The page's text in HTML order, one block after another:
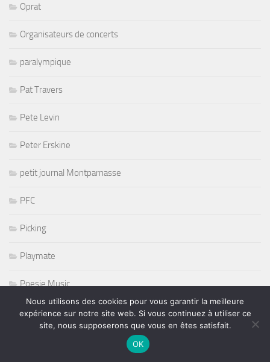
Oprat
Organisateurs de concerts
paralympique
Pat Travers
Pete Levin
Peter Erskine
petit journal Montparnasse
PFC
Picking
Playmate
Poesie Music
Pop
Nous utilisons des cookies pour vous garantir la meilleure
expérience sur notre site web. Si vous continuez à utiliser ce
site, nous supposerons que vous en êtes satisfait.
OK